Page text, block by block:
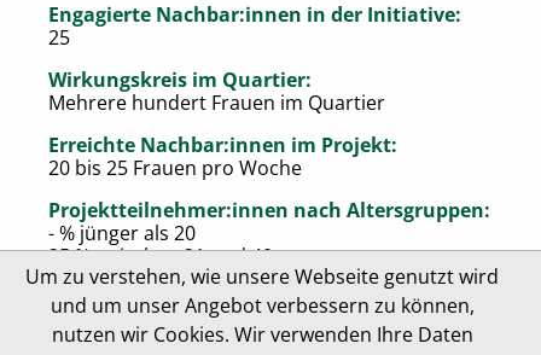
Engagierte Nachbar:innen in der Initiative:
25
Wirkungskreis im Quartier:
Mehrere hundert Frauen im Quartier
Erreichte Nachbar:innen im Projekt:
20 bis 25 Frauen pro Woche
Projektteilnehmer:innen nach Altersgruppen:
- % jünger als 20
25 % zwischen 21 und 40
75 % zwischen 41 und 75
- % älter als 75
Um zu verstehen, wie unsere Webseite genutzt wird
und um unser Angebot verbessern zu können,
nutzen wir Cookies. Wir verwenden Ihre Daten